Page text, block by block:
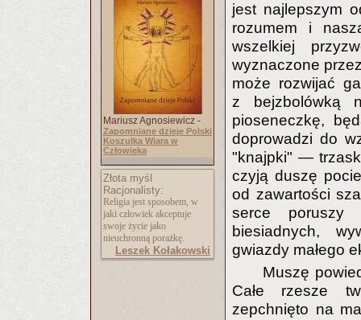
Mariusz Agnosiewicz -
Zapomniane dzieje Polski
Koszulka Wiara w
Człowieka
Złota myśl
Racjonalisty:
Religia jest sposobem, w
jaki człowiek akceptuje
swoje życie jako
nieuchronną porażkę.
Leszek Kołakowski
jest najlepszym
rozumem i
wszelkiej
wyznaczone
może rozwijać
z bejzbolówką
pioseneczkę,
doprowadzi do
"knajpki" —
czyją duszę
od zawartości
serce poruszy
biesiadnych,
gwiazdy małego
Muszę
Całe rzesze
zepchnięto na